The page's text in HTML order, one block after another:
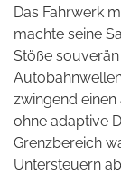
Das Fahrwerk
machte seine
Stöße
zwingend
ohne adaptive
Grenzbereich
Untersteuern